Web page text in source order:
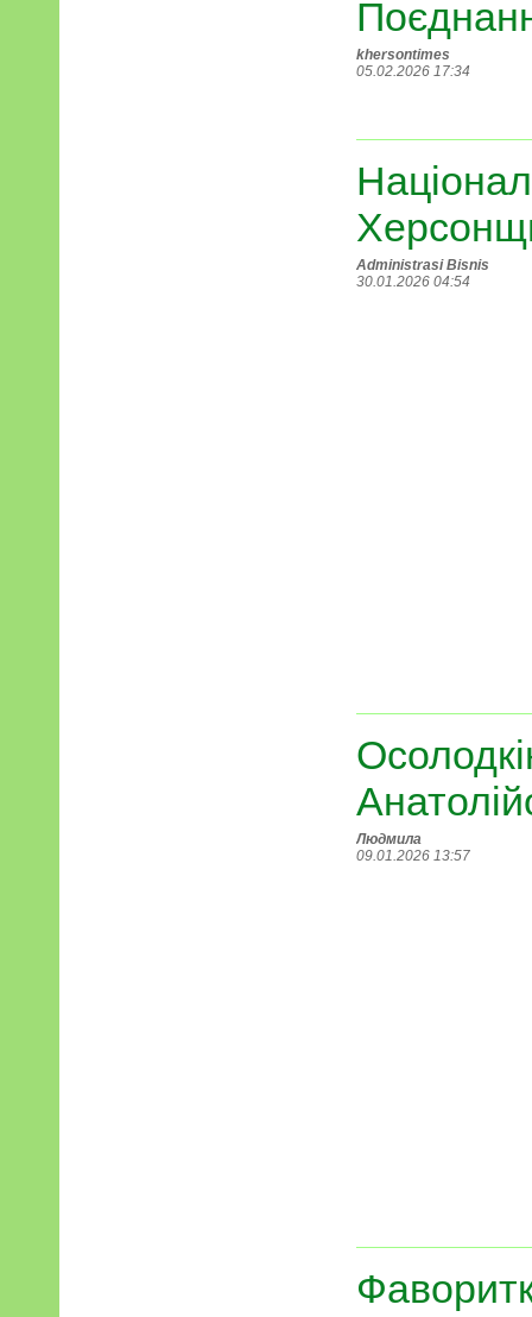
khersontimes
05.02.2026 17:34
Administrasi Bisnis
30.01.2026 04:54
Людмила
09.01.2026 13:57